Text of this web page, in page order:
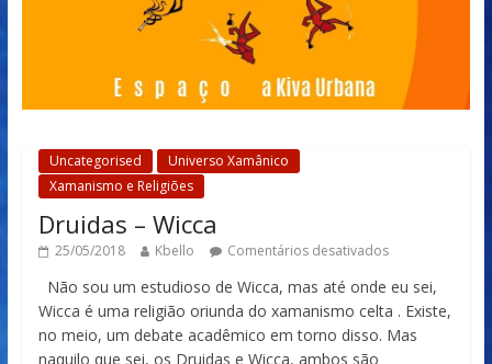
Uncategorised
Universo Xamânico
Xamanismo e Religiões
Druidas – Wicca
25/05/2018 Kbello Comentários desativados
Não sou um estudioso de Wicca, mas até onde eu sei,
Wicca é uma religião oriunda do xamanismo celta . Existe,
no meio, um debate acadêmico em torno disso. Mas
naquilo que sei, os Druidas e Wicca, ambos são